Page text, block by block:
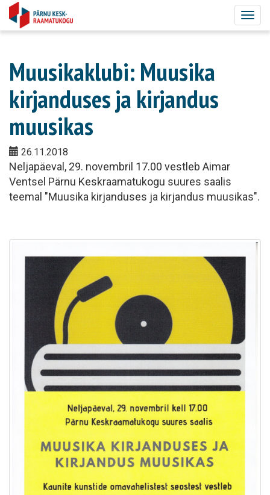
Muusikaklubi: Muusika
kirjanduses ja kirjandus
muusikas
26.11.2018
Neljapäeval, 29. novembril 17.00 vestleb Aimar
Ventsel Pärnu Keskraamatukogu suures saalis
teemal "Muusika kirjanduses ja kirjandus muusikas".